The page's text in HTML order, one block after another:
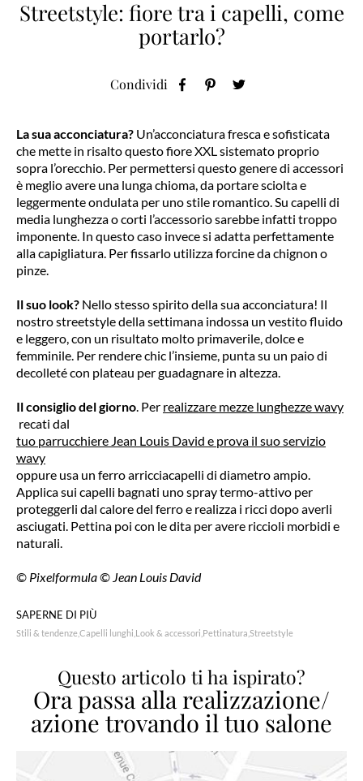
Streetstyle: fiore tra i capelli, come
portarlo?
Condividi
La sua acconciatura? Un’acconciatura fresca e sofisticata
che mette in risalto questo fiore XXL sistemato proprio
sopra l’orecchio. Per permettersi questo genere di accessori
è meglio avere una lunga chioma, da portare sciolta e
leggermente ondulata per uno stile romantico. Su capelli di
media lunghezza o corti l’accessorio sarebbe infatti troppo
imponente. In questo caso invece si adatta perfettamente
alla capigliatura. Per fissarlo utilizza forcine da chignon o
pinze.
Il suo look? Nello stesso spirito della sua acconciatura! Il
nostro streetstyle della settimana indossa un vestito fluido
e leggero, con un risultato molto primaverile, dolce e
femminile. Per rendere chic l’insieme, punta su un paio di
decolleté con plateau per guadagnare in altezza.
Il consiglio del giorno. Per realizzare mezze lunghezze wavy
recati dal
tuo parrucchiere Jean Louis David e prova il suo servizio
wavy
oppure usa un ferro arricciacapelli di diametro ampio.
Applica sui capelli bagnati uno spray termo-attivo per
proteggerli dal calore del ferro e realizza i ricci dopo averli
asciugati. Pettina poi con le dita per avere riccioli morbidi e
naturali.
© Pixelformula © Jean Louis David
SAPERNE DI PIÙ
Stili & tendenze Capelli lunghi Look & accessori Pettinatura Streetstyle
Questo articolo ti ha ispirato?
Ora passa alla realizzazione/
azione trovando il tuo salone